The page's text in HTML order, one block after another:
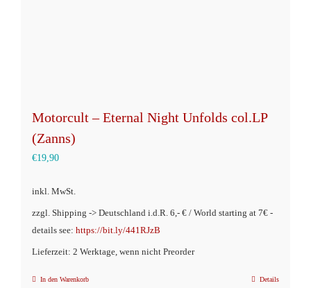
Motorcult – Eternal Night Unfolds col.LP
(Zanns)
€19,90
inkl. MwSt.
zzgl. Shipping -> Deutschland i.d.R. 6,- € / World starting at 7€ -
details see: https://bit.ly/441RJzB
Lieferzeit: 2 Werktage, wenn nicht Preorder
In den Warenkorb Details